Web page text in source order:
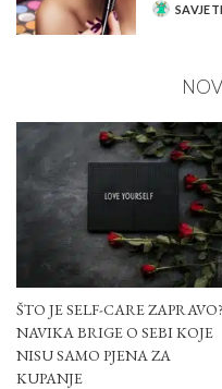
POSTED
ŠTO JE SELF-CARE
NAVIKA BRIGE O SEBI KOJE
NISU SAMO PJENA ZA
KUPANJE